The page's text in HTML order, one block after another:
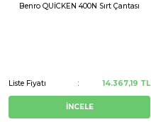
Benro QUİCKEN 400N Sırt Çantası
Liste Fiyatı 14.367,19 TL
İNCELE